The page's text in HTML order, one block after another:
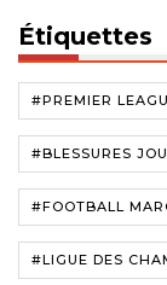
Étiquettes
#PREMIER
#BLESSURES
#FOOTBALL
#LIGUE DES